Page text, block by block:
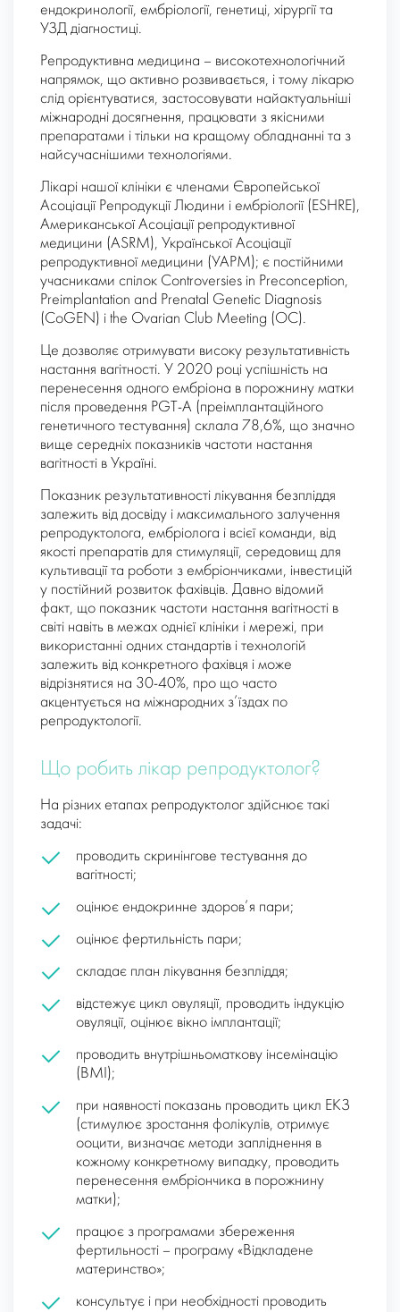
ендокринології, ембріології, генетиці, хірургії та
УЗД діагностиці.
Репродуктивна медицина – високотехнологічний
напрямок, що активно розвивається, і тому лікарю
слід орієнтуватися, застосовувати найактуальніші
міжнародні досягнення, працювати з якісними
препаратами і тільки на кращому обладнанні та з
найсучаснішими технологіями.
Лікарі нашої клініки є членами Європейської
Асоціації Репродукції Людини і ембріології (ESHRE),
Американської Асоціації репродуктивної
медицини (ASRM), Української Асоціації
репродуктивної медицини (УАРМ); є постійними
учасниками спілок Controversies in Preconception,
Preimplantation and Prenatal Genetic Diagnosis
(CoGEN) і the Ovarian Club Meeting (OC).
Це дозволяє отримувати високу результативність
настання вагітності. У 2020 році успішність на
перенесення одного ембріона в порожнину матки
після проведення PGT-A (преімплантаційного
генетичного тестування) склала 78,6%, що значно
вище середніх показників частоти настання
вагітності в Україні.
Показник результативності лікування безпліддя
залежить від досвіду і максимального залучення
репродуктолога, ембріолога і всієї команди, від
якості препаратів для стимуляції, середовищ для
культивації та роботи з ембріончиками, інвестицій
у постійний розвиток фахівців. Давно відомий
факт, що показник частоти настання вагітності в
світі навіть в межах однієї клініки і мережі, при
використанні одних стандартів і технологій
залежить від конкретного фахівця і може
відрізнятися на 30-40%, про що часто
акцентується на міжнародних з’їздах по
репродуктології.
Що робить лікар репродуктолог?
На різних етапах репродуктолог здійснює такі
задачі:
проводить скринінгове тестування до
вагітності;
оцінює ендокринне здоров’я пари;
оцінює фертильність пари;
складає план лікування безпліддя;
відстежує цикл овуляції, проводить індукцію
овуляції, оцінює вікно імплантації;
проводить внутрішньоматкову інсемінацію
(ВМІ);
при наявності показань проводить цикл ЕКЗ
(стимулює зростання фолікулів, отримує
ооцити, визначає методи запліднення в
кожному конкретному випадку, проводить
перенесення ембріончика в порожнину
матки);
працює з програмами збереження
фертильності – програму «Відкладене
материнство»;
консультує і при необхідності проводить